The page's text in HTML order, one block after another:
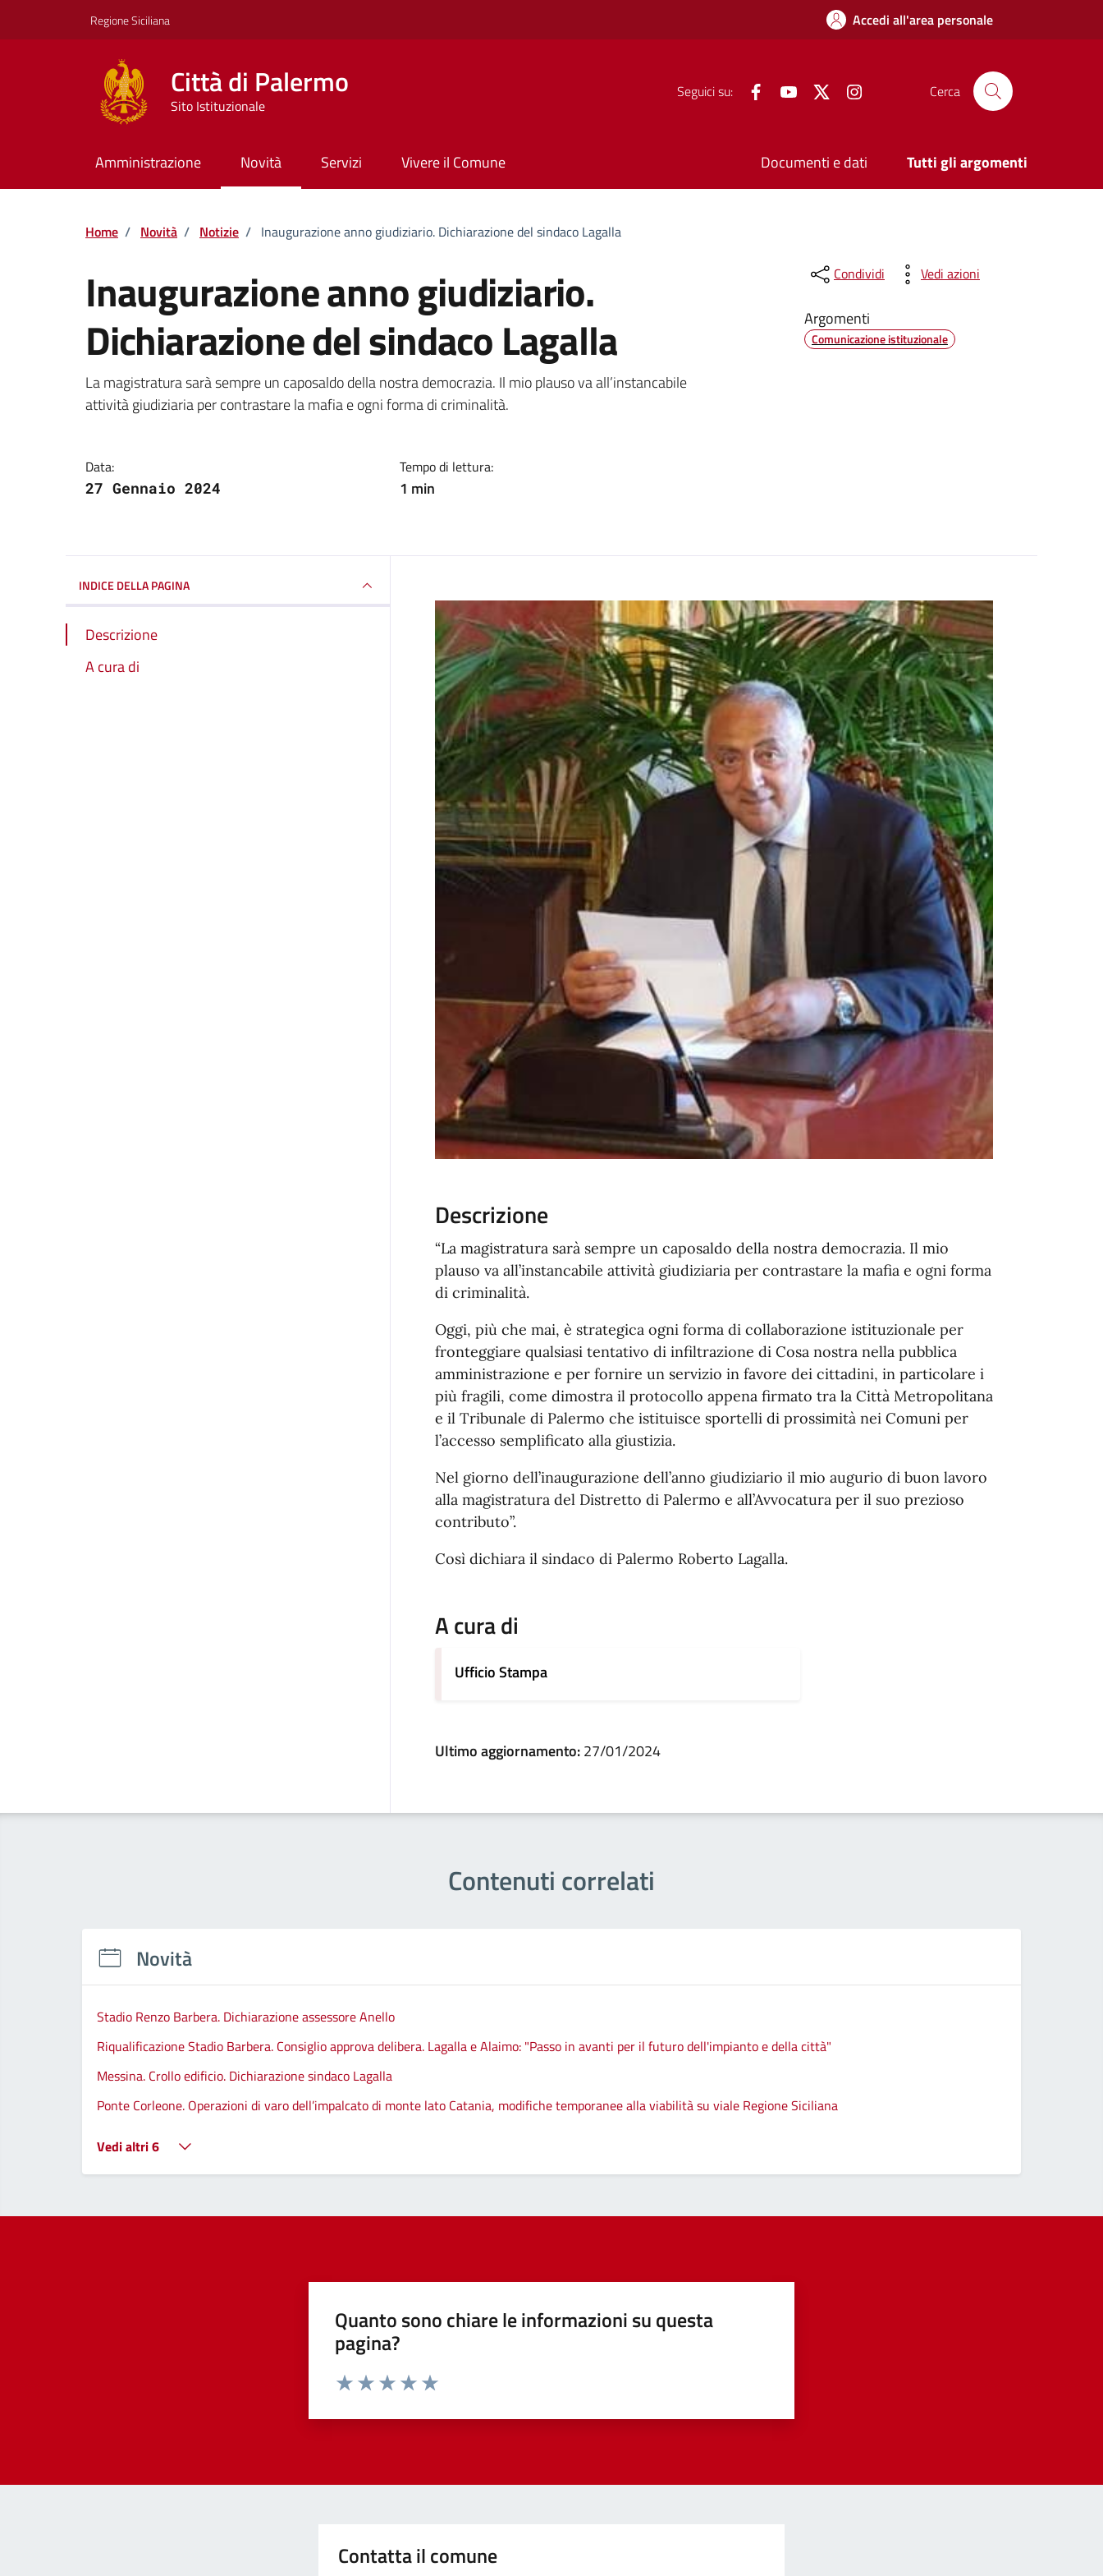
Regione Siciliana Accedi all'area personale
Città di Palermo
Sito Istituzionale
Seguici su: FacebookYouTube Twitter Cerca
Amministrazione Novità Servizi Vivere il Comune Documenti e dati Tutti gli argomenti
Home / Novità / Notizie / Inaugurazione anno giudiziario. Dichiarazione del sindaco Lagalla
Inaugurazione anno giudiziario.
Dichiarazione del sindaco Lagalla
Dettagli della notizia
La magistratura sarà sempre un caposaldo della nostra democrazia. Il mio plauso va all’instancabile
attività giudiziaria per contrastare la mafia e ogni forma di criminalità.
Data:
27 Gennaio 2024
Tempo di lettura:
1 min
Condividi Vedi azioni
Argomenti
Comunicazione istituzionale
INDICE DELLA PAGINA
Descrizione
A cura di
Descrizione
“La magistratura sarà sempre un caposaldo della nostra democrazia. Il mio
plauso va all’instancabile attività giudiziaria per contrastare la mafia e ogni forma
di criminalità.
Oggi, più che mai, è strategica ogni forma di collaborazione istituzionale per
fronteggiare qualsiasi tentativo di infiltrazione di Cosa nostra nella pubblica
amministrazione e per fornire un servizio in favore dei cittadini, in particolare i
più fragili, come dimostra il protocollo appena firmato tra la Città Metropolitana
e il Tribunale di Palermo che istituisce sportelli di prossimità nei Comuni per
l’accesso semplificato alla giustizia.
Nel giorno dell’inaugurazione dell’anno giudiziario il mio augurio di buon lavoro
alla magistratura del Distretto di Palermo e all’Avvocatura per il suo prezioso
contributo”.
Così dichiara il sindaco di Palermo Roberto Lagalla.
A cura di
Ufficio Stampa
Ultimo aggiornamento:27/01/2024
Contenuti correlati
Novità
Stadio Renzo Barbera. Dichiarazione assessore Anello
Riqualificazione Stadio Barbera. Consiglio approva delibera. Lagalla e Alaimo: "Passo in avanti per il futuro dell'impianto e della città"
Messina. Crollo edificio. Dichiarazione sindaco Lagalla
Ponte Corleone. Operazioni di varo dell’impalcato di monte lato Catania, modifiche temporanee alla viabilità su viale Regione Siciliana
Vedi altri 6
Quanto sono chiare le informazioni su questa
pagina?
Contatta il comune